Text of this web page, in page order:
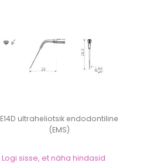
E14D ultraheliotsik endodontiline
(EMS)
Logi sisse, et näha hindasid